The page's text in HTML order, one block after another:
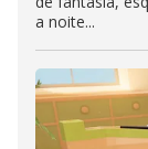
a noite...